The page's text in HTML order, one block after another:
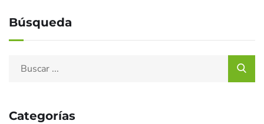
Búsqueda
Categorías